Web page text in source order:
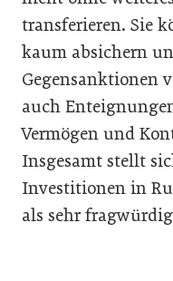
transferieren. Sie
kaum absichern
Gegensanktionen
auch
Vermögen und
Insgesamt stellt
Investitionen in
als sehr